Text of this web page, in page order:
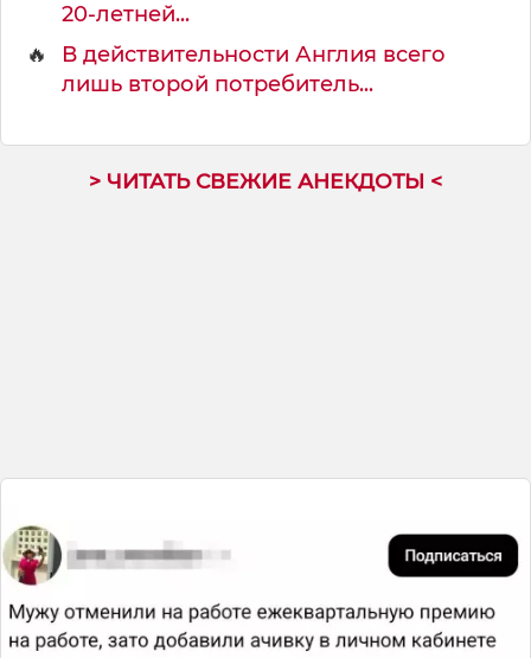
20-летней...
🔥
В действительности Англия всего
лишь второй потребитель...
> ЧИТАТЬ СВЕЖИЕ АНЕКДОТЫ <